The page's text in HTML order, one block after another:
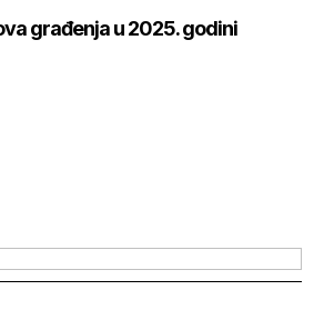
građenja u 2025. godini